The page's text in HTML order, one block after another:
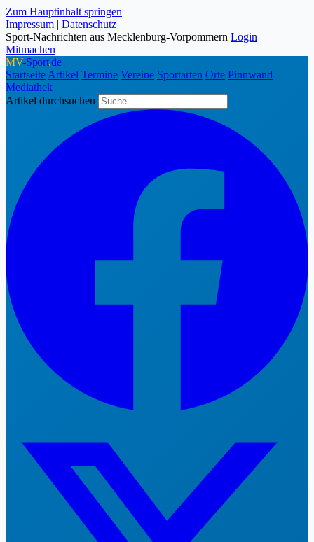
Zum Hauptinhalt springen
Impressum | Datenschutz
Sport-Nachrichten aus Mecklenburg-Vorpommern Login |
Mitmachen
MV-Sport.de
Startseite Artikel Termine Vereine Sportarten Orte Pinnwand
Mediathek
Artikel durchsuchen